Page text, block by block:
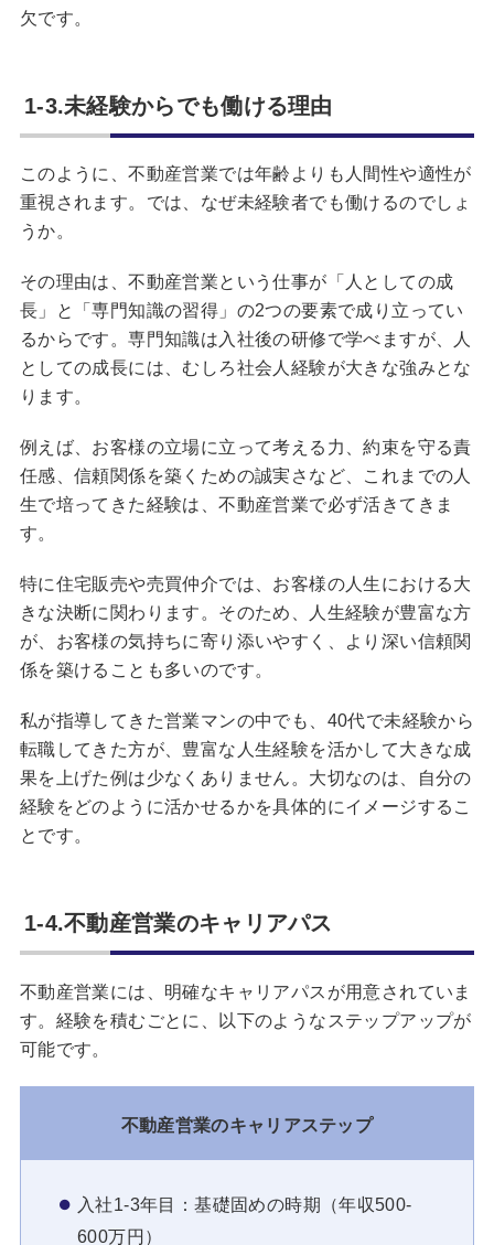
欠です。
1-3.未経験からでも働ける理由
このように、不動産営業では年齢よりも人間性や適性が
重視されます。では、なぜ未経験者でも働けるのでしょ
うか。
その理由は、不動産営業という仕事が「人としての成
長」と「専門知識の習得」の2つの要素で成り立ってい
るからです。専門知識は入社後の研修で学べますが、人
としての成長には、むしろ社会人経験が大きな強みとな
ります。
例えば、お客様の立場に立って考える力、約束を守る責
任感、信頼関係を築くための誠実さなど、これまでの人
生で培ってきた経験は、不動産営業で必ず活きてきま
す。
特に住宅販売や売買仲介では、お客様の人生における大
きな決断に関わります。そのため、人生経験が豊富な方
が、お客様の気持ちに寄り添いやすく、より深い信頼関
係を築けることも多いのです。
私が指導してきた営業マンの中でも、40代で未経験から
転職してきた方が、豊富な人生経験を活かして大きな成
果を上げた例は少なくありません。大切なのは、自分の
経験をどのように活かせるかを具体的にイメージするこ
とです。
1-4.不動産営業のキャリアパス
不動産営業には、明確なキャリアパスが用意されていま
す。経験を積むごとに、以下のようなステップアップが
可能です。
不動産営業のキャリアステップ
入社1-3年目：基礎固めの時期（年収500-
600万円）